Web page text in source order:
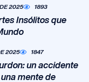
2025 1893
Insólitos que
2025 1847
un accidente
mente de